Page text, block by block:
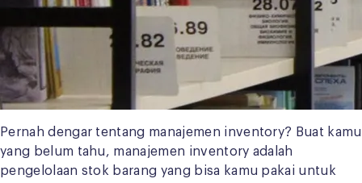
Pernah dengar tentang manajemen inventory? Buat kamu
yang belum tahu, manajemen inventory adalah
pengelolaan stok barang yang bisa kamu pakai untuk